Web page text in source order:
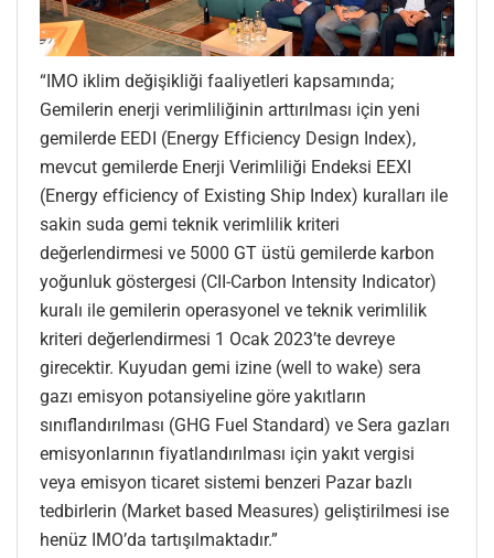
“IMO iklim değişikliği faaliyetleri kapsamında;
Gemilerin enerji verimliliğinin arttırılması için yeni
gemilerde EEDI (Energy Efficiency Design Index),
mevcut gemilerde Enerji Verimliliği Endeksi EEXI
(Energy efficiency of Existing Ship Index) kuralları ile
sakin suda gemi teknik verimlilik kriteri
değerlendirmesi ve 5000 GT üstü gemilerde karbon
yoğunluk göstergesi (CII-Carbon Intensity Indicator)
kuralı ile gemilerin operasyonel ve teknik verimlilik
kriteri değerlendirmesi 1 Ocak 2023’te devreye
girecektir. Kuyudan gemi izine (well to wake) sera
gazı emisyon potansiyeline göre yakıtların
sınıflandırılması (GHG Fuel Standard) ve Sera gazları
emisyonlarının fiyatlandırılması için yakıt vergisi
veya emisyon ticaret sistemi benzeri Pazar bazlı
tedbirlerin (Market based Measures) geliştirilmesi ise
henüz IMO’da tartışılmaktadır.”